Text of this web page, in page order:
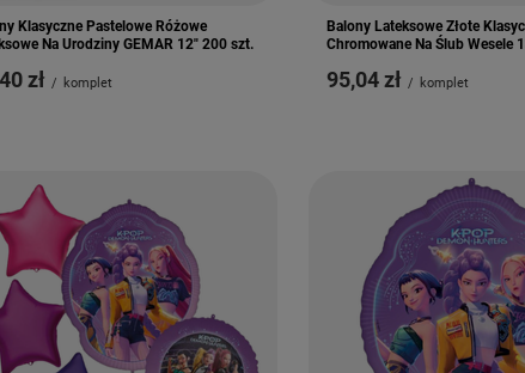
Klasyczne Pastelowe Różowe
Na Urodziny GEMAR 12" 200 szt.
zł / komplet
Balony Lateksowe Złote
Chromowane Na Ślub Wesele
95,04 zł / komplet